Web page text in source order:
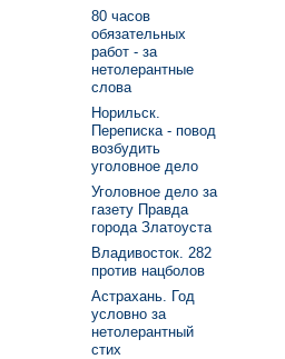
80 часов
обязательных
работ - за
нетолерантные
слова
Норильск.
Переписка - повод
возбудить
уголовное дело
Уголовное дело за
газету Правда
города Златоуста
Владивосток. 282
против нацболов
Астрахань. Год
условно за
нетолерантный
стих